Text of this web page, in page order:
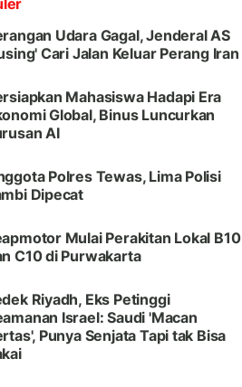
Udara Gagal, Jenderal AS
Cari Jalan Keluar Perang Iran
Mahasiswa Hadapi Era
Global, Binus Luncurkan
AI
Polres Tewas, Lima Polisi
Dipecat
Mulai Perakitan Lokal B10
C10 di Purwakarta
Riyadh, Eks Petinggi
Israel: Saudi 'Macan
Punya Senjata Tapi tak Bisa